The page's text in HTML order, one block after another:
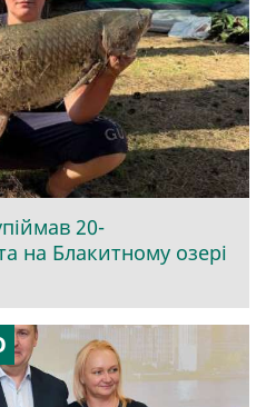
20-
на Блакитному озері